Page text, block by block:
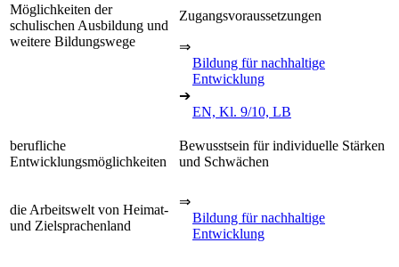
Möglichkeiten der
schulischen Ausbildung und
weitere Bildungswege
Zugangsvoraussetzungen
⇒
Bildung für nachhaltige
Entwicklung
➔
EN, Kl. 9/10, LB
berufliche
Entwicklungsmöglichkeiten
Bewusstsein für individuelle Stärken
und Schwächen
die Arbeitswelt von Heimat-
und Zielsprachenland
⇒
Bildung für nachhaltige
Entwicklung